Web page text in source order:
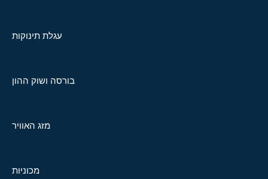
עגלת תינוקות
בורסה ושוק ההון
מזג האוויר
מכוניות